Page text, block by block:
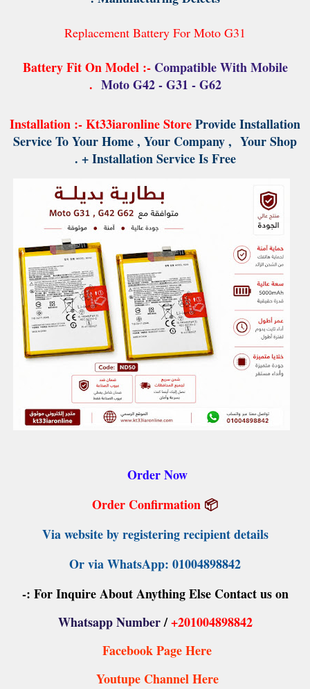
Replacement Battery For Moto G31
Battery Fit On Model :- Compatible With Mobile
Moto G42 - G31 - G62
.
Installation :-Kt33iaronline StoreProvide Installation
Service To Your Home , Your Company , Your Shop
+ Installation Service Is Free .
Order Now
📦
Order Confirmation
Via website by registering recipient details
Or via WhatsApp: 01004898842
For Inquire About Anything Else Contact us on :-
Whatsapp Number/+201004898842
Facebook Page Here
Youtupe Channel Here